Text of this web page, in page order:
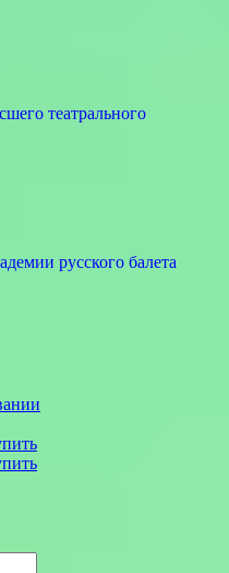
театрального
русского балета